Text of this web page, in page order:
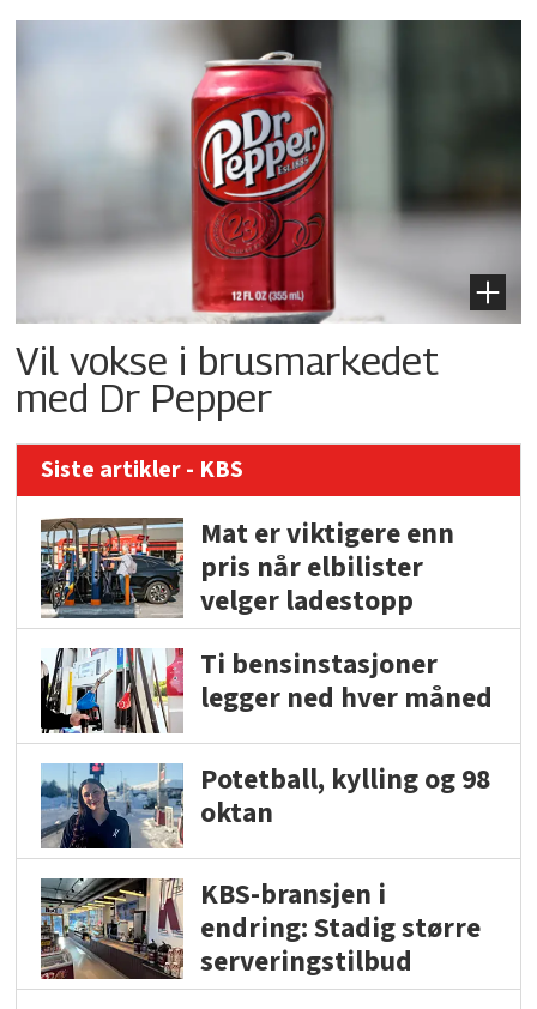
Vil vokse i brusmarkedet
med Dr Pepper
Siste artikler - KBS
Mat er viktigere enn
pris når elbilister
velger ladestopp
Ti bensinstasjoner
legger ned hver måned
Potetball, kylling og 98
oktan
KBS-bransjen i
endring: Stadig større
serveringstilbud